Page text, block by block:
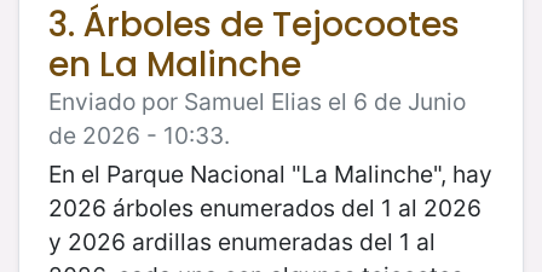
3. Árboles de Tejocootes
en La Malinche
Enviado por Samuel Elias el 6 de Junio
de 2026 - 10:33.
En el Parque Nacional "La Malinche", hay
2026 árboles enumerados del 1 al 2026
y 2026 ardillas enumeradas del 1 al